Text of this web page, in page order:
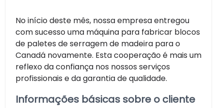
No início deste mês, nossa empresa entregou
com sucesso uma máquina para fabricar blocos
de paletes de serragem de madeira para o
Canadá novamente. Esta cooperação é mais um
reflexo da confiança nos nossos serviços
profissionais e da garantia de qualidade.
Informações básicas sobre o cliente